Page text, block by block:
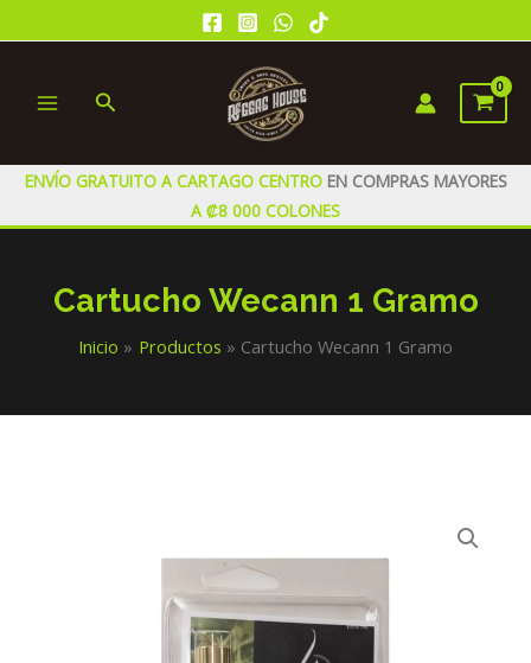
al
MENU
Buscar
ENVÍO GRATUITO A CARTAGO CENTRO EN COMPRAS MAYORES
A ₡8 000 COLONES
Cartucho Wecann 1 Gramo
Inicio Productos Cartucho Wecann 1 Gramo